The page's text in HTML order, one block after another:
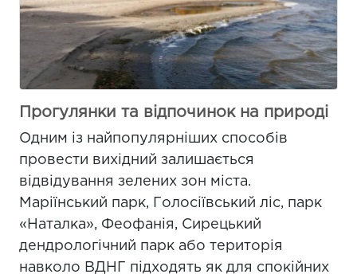
Прогулянки та відпочинок на природі
Одним із найпопулярніших способів
провести вихідний залишається
відвідування зелених зон міста.
Маріїнський парк, Голосіївський ліс, парк
«Наталка», Феофанія, Сирецький
дендрологічний парк або територія
навколо ВДНГ підходять як для спокійних